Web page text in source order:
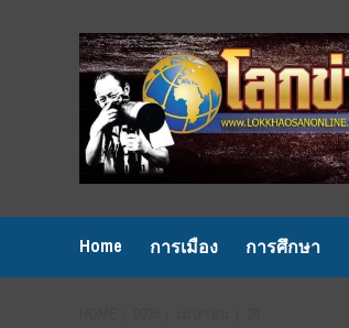
Home การเมือง การศึกษา